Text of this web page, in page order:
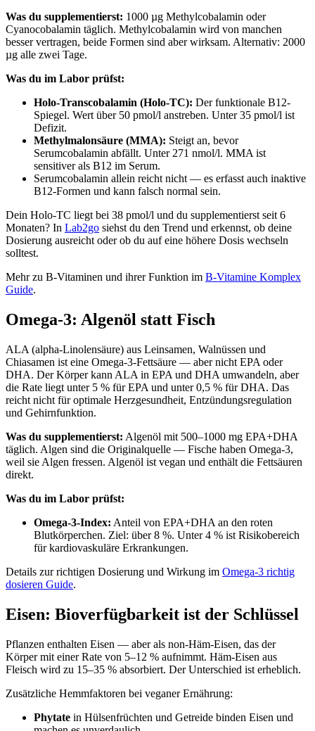
Was du supplementierst: 1000 µg Methylcobalamin oder
Cyanocobalamin täglich. Methylcobalamin wird von manchen
besser vertragen, beide Formen sind aber wirksam. Alternativ: 2000
µg alle zwei Tage.
Was du im Labor prüfst:
Holo-Transcobalamin (Holo-TC): Der funktionale B12-
Spiegel. Wert über 50 pmol/l anstreben. Unter 35 pmol/l ist
Defizit.
Methylmalonsäure (MMA): Steigt an, bevor
Serumcobalamin abfällt. Unter 271 nmol/l. MMA ist
sensitiver als B12 im Serum.
Serumcobalamin allein reicht nicht — es erfasst auch inaktive
B12-Formen und kann falsch normal sein.
Dein Holo-TC liegt bei 38 pmol/l und du supplementierst seit 6
Monaten? In Lab2go siehst du den Trend und erkennst, ob deine
Dosierung ausreicht oder ob du auf eine höhere Dosis wechseln
solltest.
Mehr zu B-Vitaminen und ihrer Funktion im B-Vitamine Komplex
Guide.
Omega-3: Algenöl statt Fisch
ALA (alpha-Linolensäure) aus Leinsamen, Walnüssen und
Chiasamen ist eine Omega-3-Fettsäure — aber nicht EPA oder
DHA. Der Körper kann ALA in EPA und DHA umwandeln, aber
die Rate liegt unter 5 % für EPA und unter 0,5 % für DHA. Das
reicht nicht für optimale Herzgesundheit, Entzündungsregulation
und Gehirnfunktion.
Was du supplementierst: Algenöl mit 500–1000 mg EPA+DHA
täglich. Algen sind die Originalquelle — Fische haben Omega-3,
weil sie Algen fressen. Algenöl ist vegan und enthält die Fettsäuren
direkt.
Was du im Labor prüfst:
Omega-3-Index: Anteil von EPA+DHA an den roten
Blutkörperchen. Ziel: über 8 %. Unter 4 % ist Risikobereich
für kardiovaskuläre Erkrankungen.
Details zur richtigen Dosierung und Wirkung im Omega-3 richtig
dosieren Guide.
Eisen: Bioverfügbarkeit ist der Schlüssel
Pflanzen enthalten Eisen — aber als non-Häm-Eisen, das der
Körper mit einer Rate von 5–12 % aufnimmt. Häm-Eisen aus
Fleisch wird zu 15–35 % absorbiert. Der Unterschied ist erheblich.
Zusätzliche Hemmfaktoren bei veganer Ernährung:
Phytate in Hülsenfrüchten und Getreide binden Eisen und